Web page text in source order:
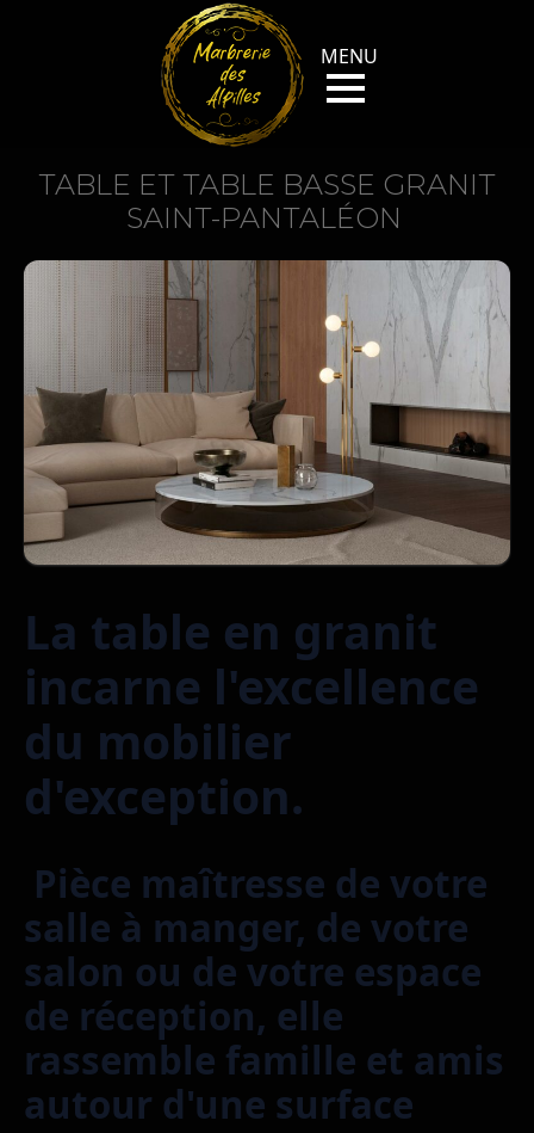
TABLE ET TABLE BASSE GRANIT
SAINT-PANTALÉON
La table en granit
incarne l'excellence
du mobilier
d'exception.
Pièce maîtresse de votre
salle à manger, de votre
salon ou de votre espace
de réception, elle
rassemble famille et amis
autour d'une surface